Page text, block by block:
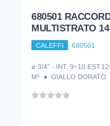
680501
MULTISTRATO
CALEFFI 680501
ø 3/4" - INT. 9÷10
M³ ● GIALLO